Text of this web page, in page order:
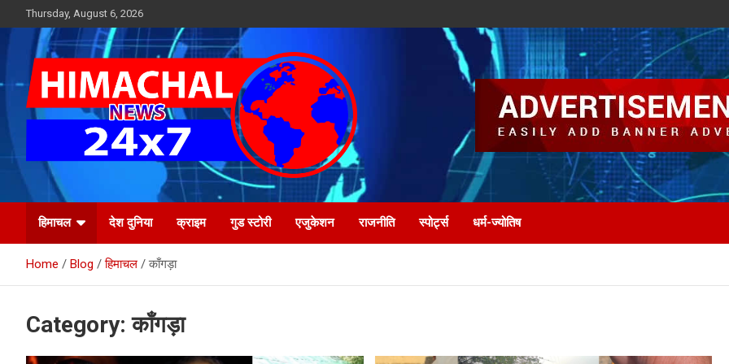
to
content
Thursday, August 6, 2026
Himachal News 24×7
Himachal's leading Electronic Media Channel
हिमाचल देश दुनिया क्राइम गुड स्टोरी एजुकेशन राजनीति स्पोर्ट्स धर्म-ज्योतिष
Home Blog हिमाचल काँगड़ा
Category:काँगड़ा